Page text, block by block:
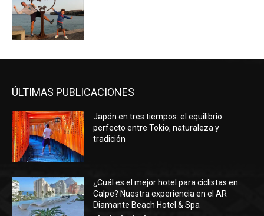
ÚLTIMAS PUBLICACIONES
Japón en tres tiempos: el equilibrio
perfecto entre Tokio, naturaleza y
tradición
¿Cuál es el mejor hotel para ciclistas en
Calpe? Nuestra experiencia en el AR
Diamante Beach Hotel & Spa